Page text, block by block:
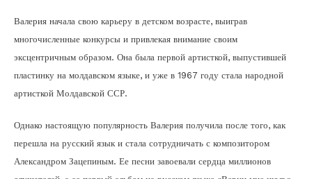
Валерия начала свою карьеру в детском возрасте, выиграв
многочисленные конкурсы и привлекая внимание своим
эксцентричным образом. Она была первой артисткой, выпустившей
пластинку на молдавском языке, и уже в 1967 году стала народной
артисткой Молдавской ССР.
Однако настоящую популярность Валерия получила после того, как
перешла на русский язык и стала сотрудничать с композитором
Александром Зацепиным. Ее песни завоевали сердца миллионов